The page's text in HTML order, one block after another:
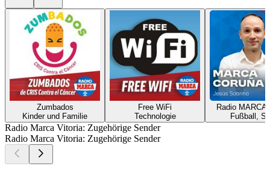
Zumbados
Kinder und Familie
Free WiFi
Technologie
Radio MARCA
Fußball,
Radio Marca Vitoria: Zugehörige Sender
Radio Marca Vitoria: Zugehörige Sender